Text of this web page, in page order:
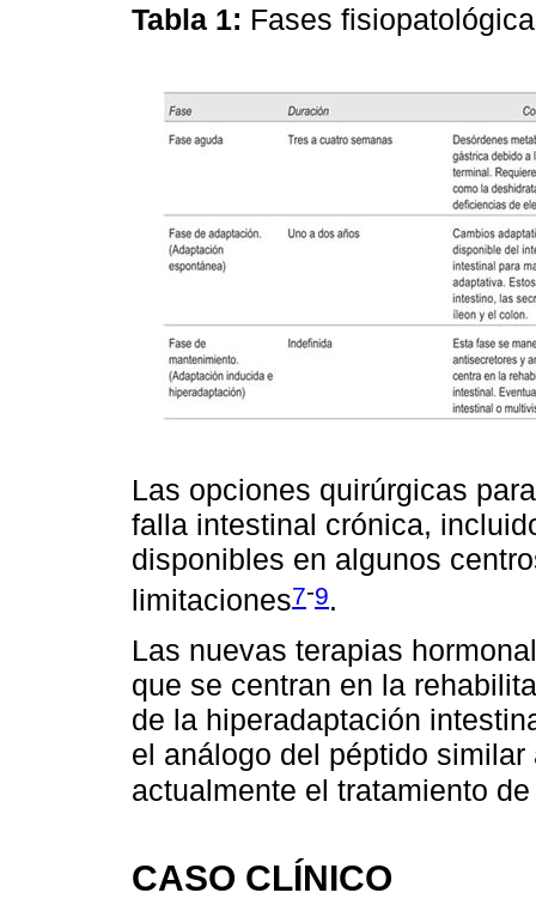
Tabla 1: Fases
Las opciones quirúrgicas
falla intestinal crónica,
disponibles en algunos
limitaciones7-9.
Las nuevas terapias
que se centran en la
de la hiperadaptación
el análogo del péptido
actualmente el tratamiento
CASO CLÍNICO